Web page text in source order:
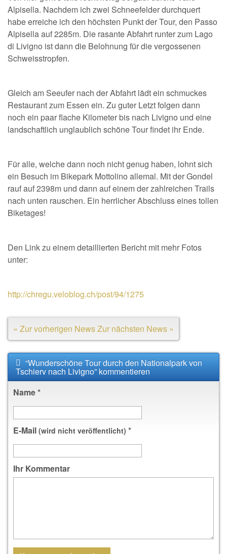
Alpisella. Nachdem ich zwei Schneefelder durchquert
habe erreiche ich den höchsten Punkt der Tour, den Passo
Alpisella auf 2285m. Die rasante Abfahrt runter zum Lago
di Livigno ist dann die Belohnung für die vergossenen
Schweisstropfen.
Gleich am Seeufer nach der Abfahrt lädt ein schmuckes
Restaurant zum Essen ein. Zu guter Letzt folgen dann
noch ein paar flache Kilometer bis nach Livigno und eine
landschaftlich unglaublich schöne Tour findet ihr Ende.
Für alle, welche dann noch nicht genug haben, lohnt sich
ein Besuch im Bikepark Mottolino allemal. Mit der Gondel
rauf auf 2398m und dann auf einem der zahlreichen Trails
nach unten rauschen. Ein herrlicher Abschluss eines tollen
Biketages!
Den Link zu einem detaillierten Bericht mit mehr Fotos
unter:
http://chregu.veloblog.ch/post/94/1275
« Zur vorherigen NewsZur nächsten News »
“Wunderschöne Tour durch den Nationalpark von
Tschierv nach Livigno” kommentieren
Name*
E-Mail (wird nicht veröffentlicht) *
Ihr Kommentar